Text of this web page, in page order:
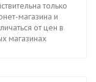
только
магазина и
от цен в
магазинах